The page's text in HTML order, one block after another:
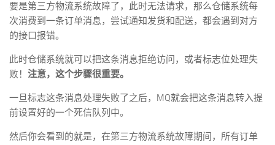
要是第三方物流系统故障了，此时无法请求，那么仓储系统每
次消费到一条订单消息，尝试通知发货和配送，都会遇到对方
的接口报错。
此时仓储系统就可以把这条消息拒绝访问，或者标志位处理失
败！ 注意，这个步骤很重要。
一旦标志这条消息处理失败了之后，MQ就会把这条消息转入提
前设置好的一个死信队列中。
然后你会看到的就是，在第三方物流系统故障期间，所有订单